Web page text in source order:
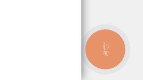
КНОПКА
ЗВ'ЯЗКУ